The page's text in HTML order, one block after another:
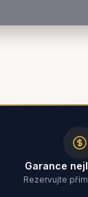
Garance
Rezervujte